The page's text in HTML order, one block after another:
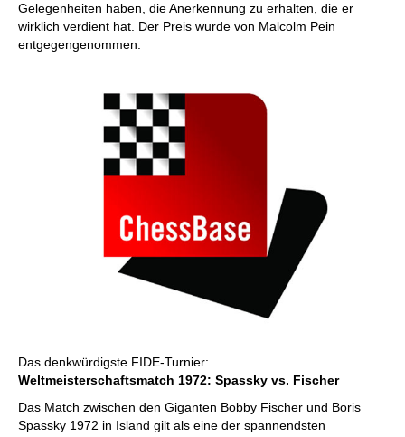
Gelegenheiten haben, die Anerkennung zu erhalten, die er
wirklich verdient hat. Der Preis wurde von Malcolm Pein
entgegengenommen.
Das denkwürdigste FIDE-Turnier:
Weltmeisterschaftsmatch 1972: Spassky vs. Fischer
Das Match zwischen den Giganten Bobby Fischer und Boris
Spassky 1972 in Island gilt als eine der spannendsten